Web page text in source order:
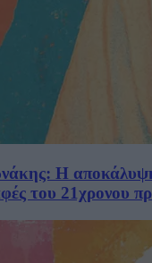
Η
του 21χρονου